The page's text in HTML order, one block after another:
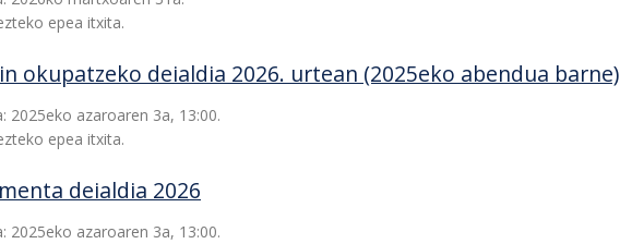
epea itxita.
okupatzeko deialdia 2026. urtean (2025eko abendua barne)
2025eko azaroaren 3a, 13:00.
epea itxita.
deialdia 2026
2025eko azaroaren 3a, 13:00.